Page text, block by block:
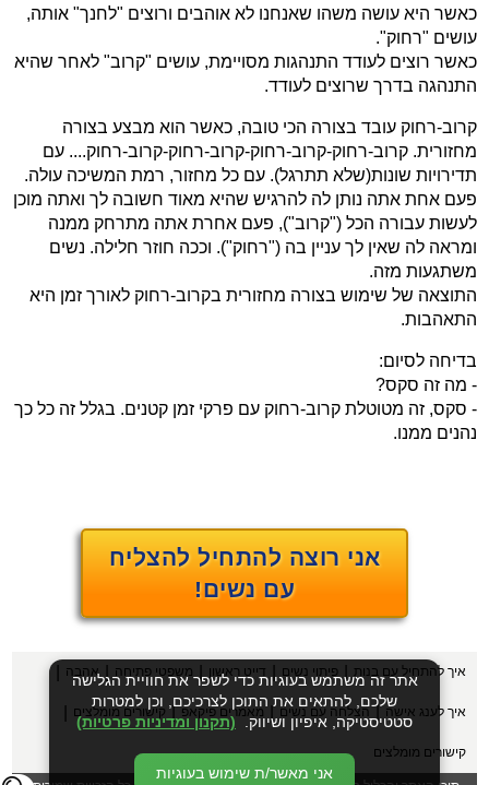
כאשר היא עושה משהו שאנחנו לא אוהבים ורוצים "לחנך" אותה,
עושים "רחוק".
כאשר רוצים לעודד התנהגות מסויימת, עושים "קרוב" לאחר שהיא
התנהגה בדרך שרוצים לעודד.
קרוב-רחוק עובד בצורה הכי טובה, כאשר הוא מבצע בצורה
מחזורית. קרוב-רחוק-קרוב-רחוק-קרוב-רחוק-קרוב-רחוק.... עם
תדירויות שונות(שלא תתרגל). עם כל מחזור, רמת המשיכה עולה.
פעם אחת אתה נותן לה להרגיש שהיא מאוד חשובה לך ואתה מוכן
לעשות עבורה הכל ("קרוב"), פעם אחרת אתה מתרחק ממנה
ומראה לה שאין לך עניין בה ("רחוק"). וככה חוזר חלילה. נשים
משתגעות מזה.
התוצאה של שימוש בצורה מחזורית בקרוב-רחוק לאורך זמן היא
התאהבות.
בדיחה לסיום:
- מה זה סקס?
- סקס, זה מטוטלת קרוב-רחוק עם פרקי זמן קטנים. בגלל זה כל כך
נהנים ממנו.
אני רוצה להתחיל להצליח
עם נשים!
איך להתחיל עם בנות פיתוי נשים דייט ראשון משפטי פתיחה אהבה
איך לענג אישה | הצלחה עם נשים | מאמרים פיקאפ | קישורים מומלצים
קישורים מומלצים
אתר זה משתמש בעוגיות כדי לשפר את חוויית הגלישה
שלכם, להתאים את התוכן לצרכיכם, וכן למטרות
סטטיסטיקה, איפיון ושיווק. (תקנון ומדיניות פרטיות)
אני מאשר/ת שימוש בעוגיות